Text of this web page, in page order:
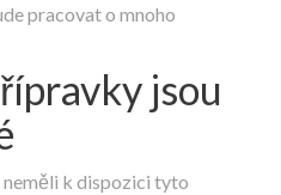
pracovat o mnoho
jsou
k dispozici tyto